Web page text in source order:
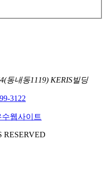
동내동1119) KERIS빌딩
3122
RESERVED